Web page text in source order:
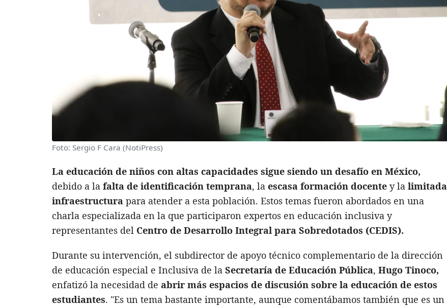
Foto: Sergio F Cara (NotiPress)
La educación de niños con altas capacidades sigue siendo un desafío en México,
debido a la falta de identificación temprana, la escasa formación docente y la limitada
infraestructura para atender a esta población. Estos temas fueron abordados en una
charla especializada en la que participaron expertos en educación inclusiva y
representantes del Centro de Desarrollo Integral para Sobredotados (CEDIS).
Durante su intervención, el subdirector de apoyo técnico complementario de la dirección
de educación especial e Inclusiva de la Secretaría de Educación Pública, Hugo Tinoco,
enfatizó la necesidad de abrir más espacios de discusión sobre la educación de estos
estudiantes. "Es un tema bastante importante, aunque comentábamos también que es un